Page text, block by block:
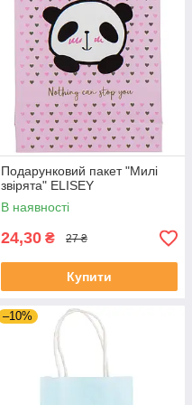
Подарунковий пакет "Милі
звірята" ELISEY
В наявності
24,30 ₴ 27 ₴
Купити
–10%